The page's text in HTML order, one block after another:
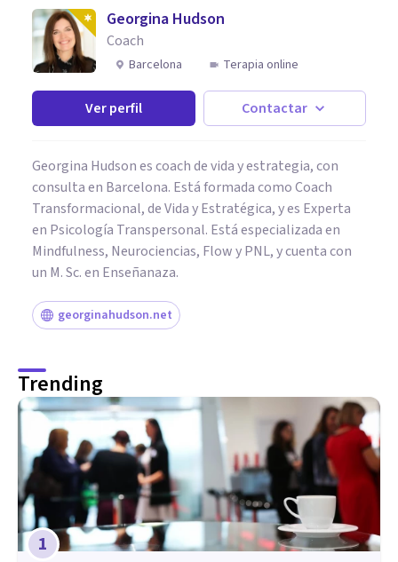
Georgina Hudson
Coach
Barcelona Terapia online
Ver perfil Contactar
Georgina Hudson es coach de vida y estrategia, con
consulta en Barcelona. Está formada como Coach
Transformacional, de Vida y Estratégica, y es Experta
en Psicología Transpersonal. Está especializada en
Mindfulness, Neurociencias, Flow y PNL, y cuenta con
un M. Sc. en Enseñanaza.
georginahudson.net
Trending
1